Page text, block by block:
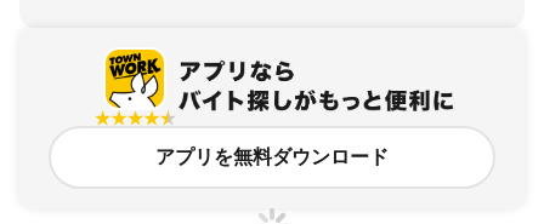
アプリを無料ダウンロード